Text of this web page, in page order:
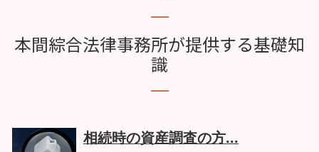
本間綜合法律事務所が提供する基礎知
識
相続時の資産調査の方...